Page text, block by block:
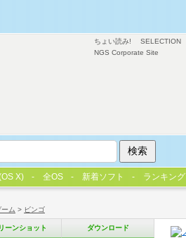
ム > ビンゴ
ーンショット ダウンロード
ちょい読み! SELECTION
NGS Corporate Site
X) 全OS 新着ソフト ランキング